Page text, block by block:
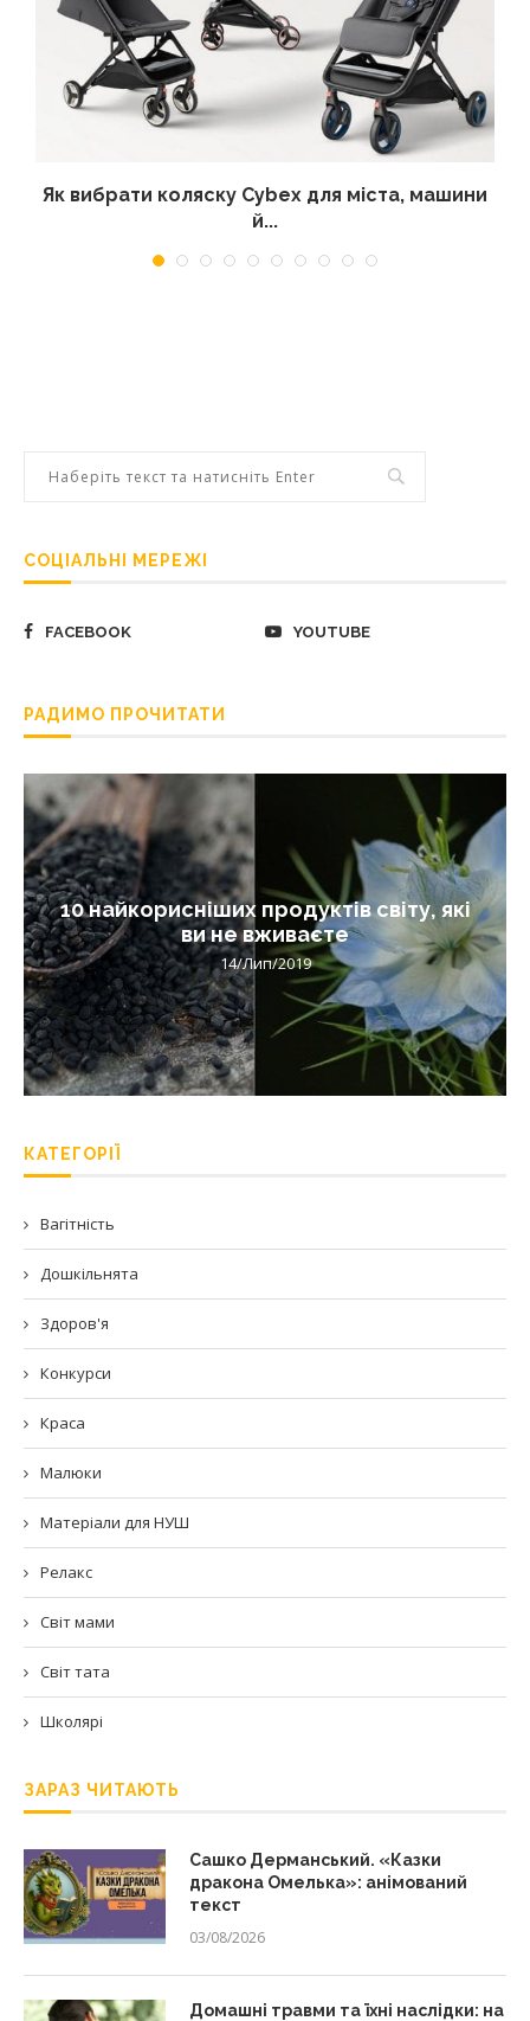
Як вибрати коляску Cybex для міста, машини
й...
25/03/2026
СОЦІАЛЬНІ МЕРЕЖІ
FACEBOOK YOUTUBE
РАДИМО ПРОЧИТАТИ
10 найкорисніших продуктів світу, які
ви не вживаєте
14/Лип/2019
КАТЕГОРІЇ
Вагітність
Дошкільнята
Здоров'я
Конкурси
Краса
Малюки
Матеріали для НУШ
Релакс
Світ мами
Світ тата
Школярі
ЗАРАЗ ЧИТАЮТЬ
Сашко Дерманський. «Казки
дракона Омелька»: анімований
текст
03/08/2026
Домашні травми та їхні наслідки: на